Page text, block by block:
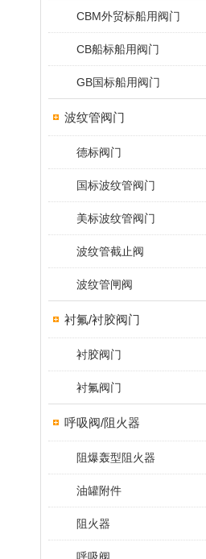
CBM外贸标船用阀门
CB船标船用阀门
GB国标船用阀门
波纹管阀门
德标阀门
国标波纹管阀门
美标波纹管阀门
波纹管截止阀
波纹管闸阀
衬氟/衬胶阀门
衬胶阀门
衬氟阀门
呼吸阀/阻火器
阻爆轰型阻火器
油罐附件
阻火器